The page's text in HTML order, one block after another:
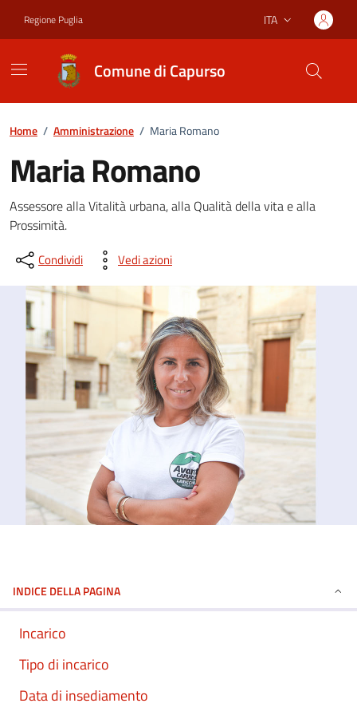
Regione Puglia Lingua attiva:
ITA
Comune di Capurso
Home / Amministrazione / Maria Romano
Maria Romano
Dettagli del documento
Assessore alla Vitalità urbana, alla Qualità della vita e alla
Prossimità.
Condividi Vedi azioni
INDICE DELLA PAGINA
Incarico
Tipo di incarico
Data di insediamento